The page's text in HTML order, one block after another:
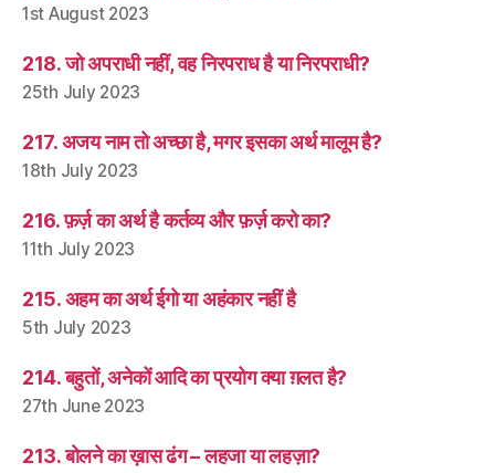
1st August 2023
218. जो अपराधी नहीं, वह निरपराध है या निरपराधी?
25th July 2023
217. अजय नाम तो अच्छा है, मगर इसका अर्थ मालूम है?
18th July 2023
216. फ़र्ज़ का अर्थ है कर्तव्य और फ़र्ज़ करो का?
11th July 2023
215. अहम का अर्थ ईगो या अहंकार नहीं है
5th July 2023
214. बहुतों, अनेकों आदि का प्रयोग क्या ग़लत है?
27th June 2023
213. बोलने का ख़ास ढंग – लहजा या लहज़ा?